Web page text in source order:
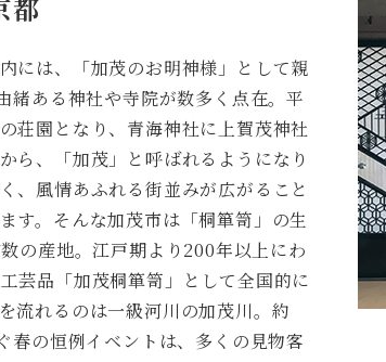
都
には、「加茂のお明神様」として親
緒ある神社や寺院が数多く点在。平
荘園となり、青海神社に上賀茂神社
ら、「加茂」と呼ばれるようになり
、風情あふれる街並みが広がること
す。そんな加茂市は「桐箪笥」の生
の産地。江戸期より200年以上にわ
芸品「加茂桐箪笥」として全国的に
流れるのは一級河川の加茂川。約
春の恒例イベントは、多くの見物客